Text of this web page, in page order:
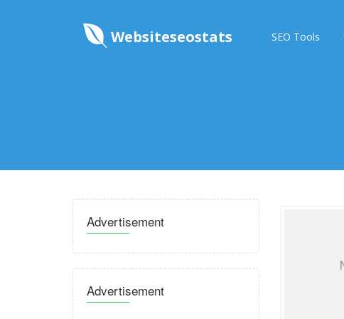
Websiteseostats SEO Tools
Advertisement
Advertisement